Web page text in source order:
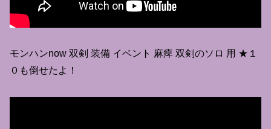
モンハンnow 双剣 装備 イベント 麻痺 双剣のソロ 用 ★１
０も倒せたよ！